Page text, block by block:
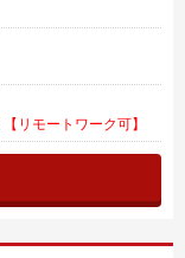
【リモートワーク可】